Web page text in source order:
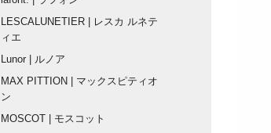
LESCALUNETIER | レスカ ルネテ
ィエ
Lunor | ルノア
MAX PITTION | マックスピティオ
ン
MOSCOT | モスコット